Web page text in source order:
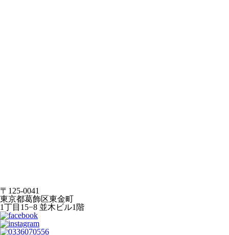
〒125-0041
東京都葛飾区東金町
1丁目15−8 並木ビル1階